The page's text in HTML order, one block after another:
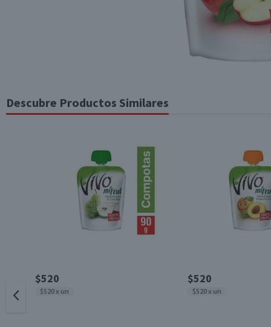
Descubre Productos Similares
$520
$520 x un
$520
$520 x un